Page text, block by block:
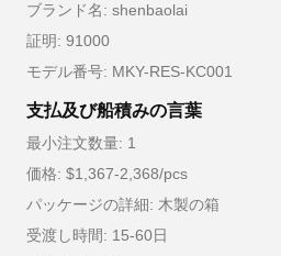
ブランド名: shenbaolai
証明: 91000
モデル番号: MKY-RES-KC001
支払及び船積みの言葉
最小注文数量: 1
価格: $1,367-2,368/pcs
パッケージの詳細: 木製の箱
受渡し時間: 15-60日